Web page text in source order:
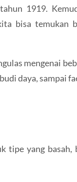
1919.
bisa temukan
mengenai
daya, sampai
tipe yang